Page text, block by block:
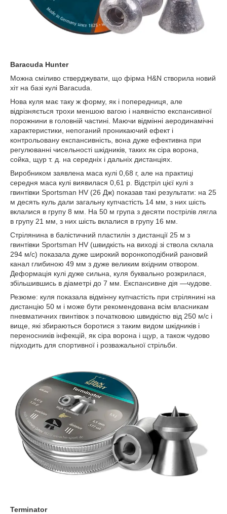
Baracuda Hunter
Можна сміливо стверджувати, що фірма H&N створила новий
хіт на базі кулі Baracuda.
Нова куля має таку ж форму, як і попередниця, але
відрізняється трохи меншою вагою і наявністю експансивної
порожнини в головній частині. Маючи відмінні аеродинамічні
характеристики, непоганий проникаючий ефект і
контрольовану експансивність, вона дуже ефективна при
регулюванні чисельності шкідників, таких як сіра ворона,
сойка, щур т. д. на середніх і дальніх дистанціях.
Виробником заявлена маса кулі 0,68 г, але на практиці
середня маса кулі виявилася 0,61 р. Відстріл цієї кулі з
гвинтівки Sportsman HV (26 Дж) показав такі результати: на 25
м десять куль дали загальну купчастість 14 мм, з них шість
вклалися в групу 8 мм. На 50 м група з десяти пострілів лягла
в групу 21 мм, з них шість вклалися в групу 16 мм.
Стрілянина в балістичний пластилін з дистанції 25 м з
гвинтівки Sportsman HV (швидкість на виході зі ствола склала
294 м/с) показала дуже широкий воронкоподібний рановий
канал глибиною 49 мм з дуже великим вхідним отвором.
Деформація кулі дуже сильна, куля буквально розкрилася,
збільшившись в діаметрі до 7 мм. Експансивне дія —чудове.
Резюме: куля показала відмінну купчастість при стрілянині на
дистанцію 50 м і може бути рекомендована всім власникам
пневматичних гвинтівок з початковою швидкістю від 250 м/с і
вище, які збираються боротися з таким видом шкідників і
переносників інфекцій, як сіра ворона і щур, а також чудово
підходить для спортивної і розважальної стрільби.
Terminator